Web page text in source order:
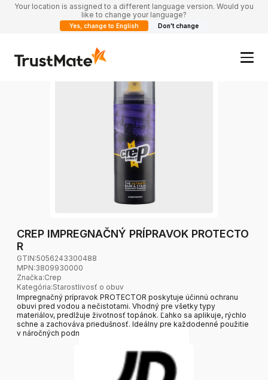
Your location is assigned to a different language version. Would you
like to change your language?
Yes, change to English Don't change
CREP IMPREGNAČNÝ PRÍPRAVOK PROTECTO
R
GTIN:5056243300488
MPN:3809930000
Značka:Crep
Kategória:Starostlivosť o obuv
Impregnačný prípravok PROTECTOR poskytuje účinnú ochranu
obuvi pred vodou a nečistotami. Vhodný pre všetky typy
materiálov, predlžuje životnosť topánok. Ľahko sa aplikuje, rýchlo
schne a zachováva priedušnosť. Ideálny pre každodenné použitie
v náročných podmienkach.